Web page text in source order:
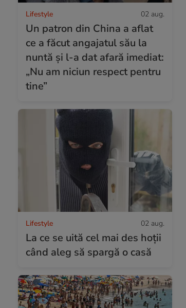
Lifestyle 02 aug.
Un patron din China a aflat
ce a făcut angajatul său la
nuntă și l-a dat afară imediat:
„Nu am niciun respect pentru
tine”
Lifestyle 02 aug.
La ce se uită cel mai des hoții
când aleg să spargă o casă